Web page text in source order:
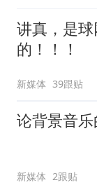
讲真，是
的！！！
新媒体 39跟贴
论背景音乐
新媒体 2跟贴